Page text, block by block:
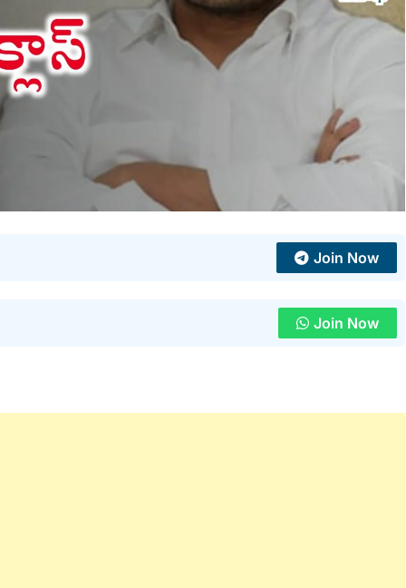
Join Now
Join Now